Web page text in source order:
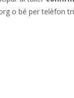
o bé per telèfon